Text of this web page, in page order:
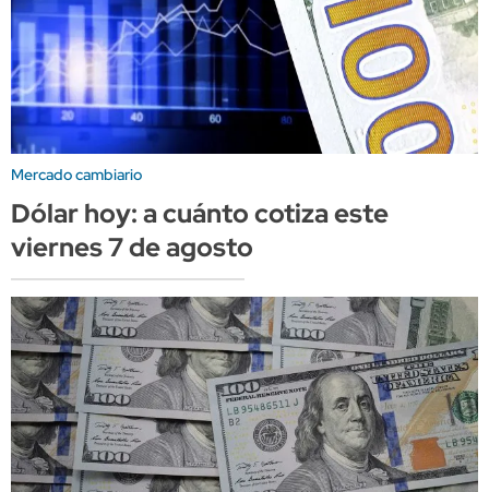
Mercado cambiario
Dólar hoy: a cuánto cotiza este
viernes 7 de agosto